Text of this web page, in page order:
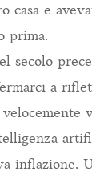
casa e
prima.
secolo
a
inflazione.